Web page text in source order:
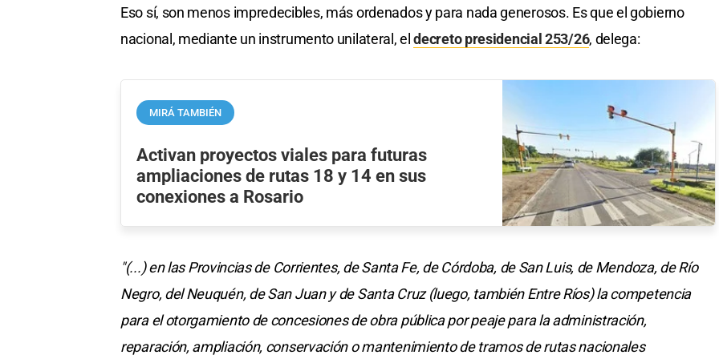
Eso sí, son menos impredecibles, más ordenados y para nada generosos. Es que el gobierno
nacional, mediante un instrumento unilateral, eldecreto presidencial 253/26, delega:
MIRÁ TAMBIÉN
Activan proyectos viales para futuras
ampliaciones de rutas 18 y 14 en sus
conexiones a Rosario
"(...) en las Provincias de Corrientes, de Santa Fe, de Córdoba, de San Luis, de Mendoza, de Río
Negro, del Neuquén, de San Juan y de Santa Cruz (luego, también Entre Ríos) la competencia
para el otorgamiento de concesiones de obra pública por peaje para la administración,
reparación, ampliación, conservación o mantenimiento de tramos de rutas nacionales